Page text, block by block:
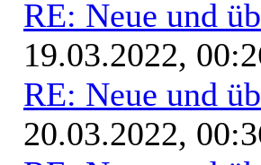
RE: Neue und
19.03.2022,
RE: Neue und
20.03.2022,